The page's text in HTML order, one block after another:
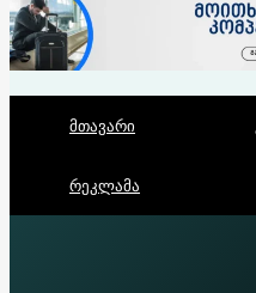
მთავარი
რეკლამა